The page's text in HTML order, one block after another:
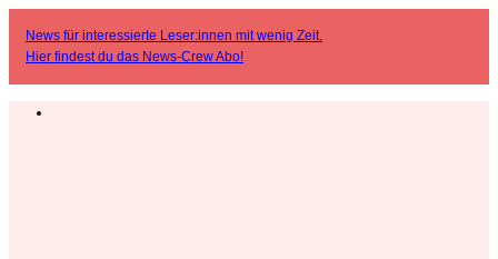
News für interessierte Leser:innen mit wenig Zeit.
Hier findest du das News-Crew Abo!